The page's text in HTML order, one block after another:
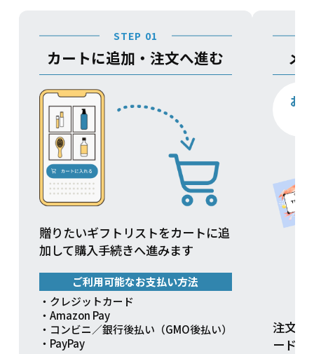
STEP 01
カートに追加・注文へ進む
贈りたいギフトリストをカートに追
加して購入手続きへ進みます
ご利用可能なお支払い方法
・クレジットカード
・Amazon Pay
・コンビニ／銀行後払い（GMO後払い）
・PayPay
メ
お
注文方
ードを